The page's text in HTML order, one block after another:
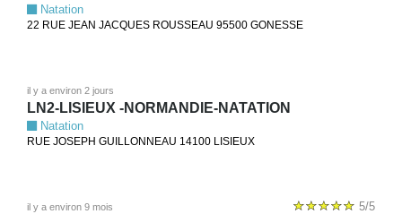
Natation
22 RUE JEAN JACQUES ROUSSEAU 95500 GONESSE
il y a environ 2 jours
LN2-LISIEUX -NORMANDIE-NATATION
Natation
RUE JOSEPH GUILLONNEAU 14100 LISIEUX
il y a environ 9 mois 5/5